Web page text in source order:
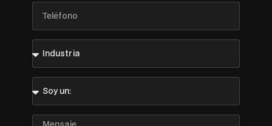
Teléfono
Industria
Soy
un:
Mensaje